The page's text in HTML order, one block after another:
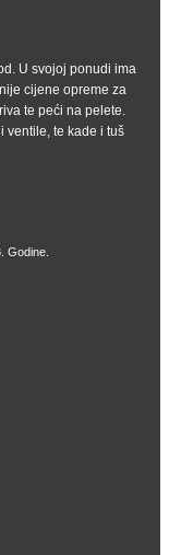
U svojoj ponudi ima
cijene opreme za
te peći na pelete.
ventile, te kade i tuš
Godine.